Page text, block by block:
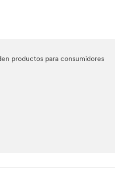
productos para consumidores